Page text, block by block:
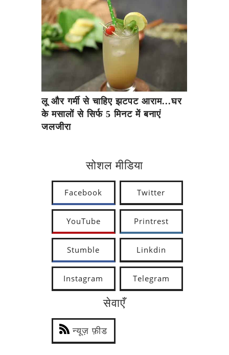
लू और गर्मी से चाहिए झटपट आराम...घर
के मसालों से सिर्फ 5 मिनट में बनाएं
जलजीरा
सोशल मीडिया
Facebook Twitter
YouTube Printrest
Stumble Linkdin
Instagram Telegram
सेवाएँ
न्यूज़ फ़ीड